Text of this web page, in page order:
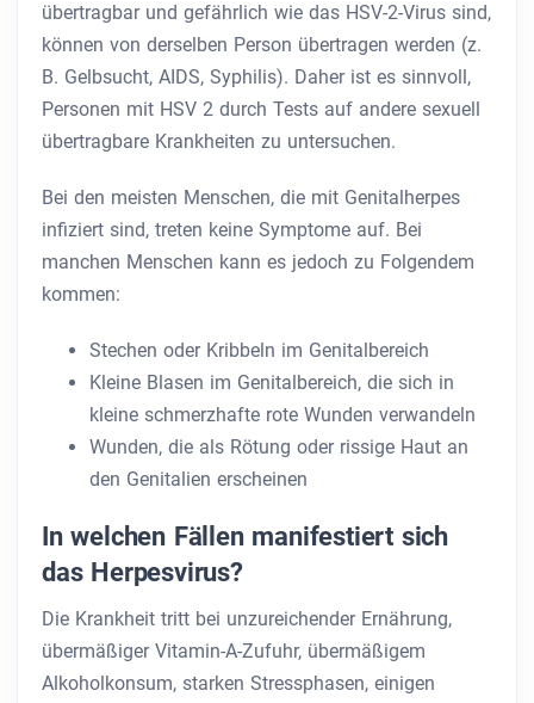
übertragbar und gefährlich wie das HSV-2-Virus sind,
können von derselben Person übertragen werden (z.
B. Gelbsucht, AIDS, Syphilis). Daher ist es sinnvoll,
Personen mit HSV 2 durch Tests auf andere sexuell
übertragbare Krankheiten zu untersuchen.
Bei den meisten Menschen, die mit Genitalherpes
infiziert sind, treten keine Symptome auf. Bei
manchen Menschen kann es jedoch zu Folgendem
kommen:
Stechen oder Kribbeln im Genitalbereich
Kleine Blasen im Genitalbereich, die sich in
kleine schmerzhafte rote Wunden verwandeln
Wunden, die als Rötung oder rissige Haut an
den Genitalien erscheinen
In welchen Fällen manifestiert sich
das Herpesvirus?
Die Krankheit tritt bei unzureichender Ernährung,
übermäßiger Vitamin-A-Zufuhr, übermäßigem
Alkoholkonsum, starken Stressphasen, einigen